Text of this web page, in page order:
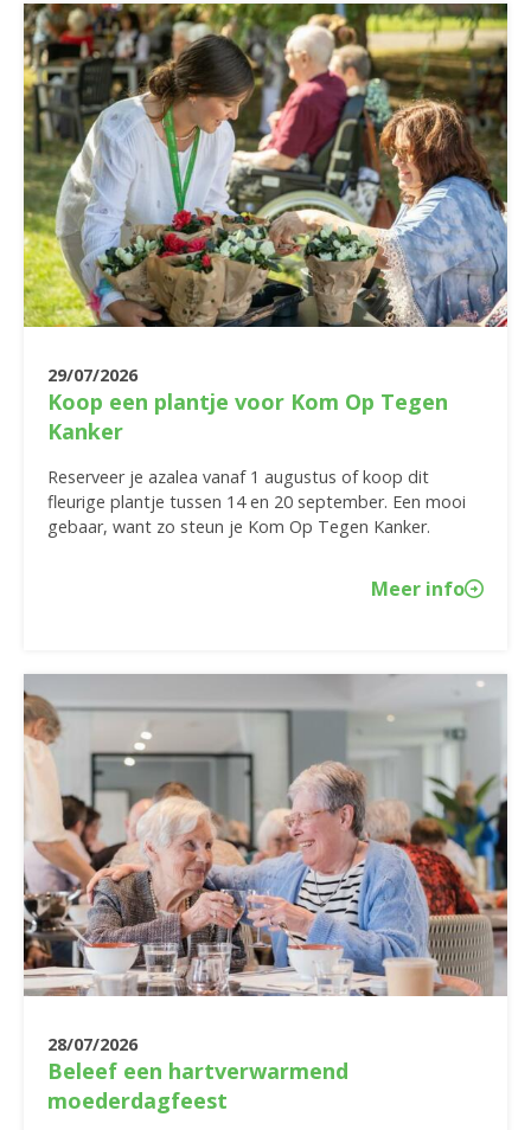
29/07/2026
Koop een plantje voor Kom Op Tegen
Kanker
Reserveer je azalea vanaf 1 augustus of koop dit
fleurige plantje tussen 14 en 20 september. Een mooi
gebaar, want zo steun je Kom Op Tegen Kanker.
Meer info
28/07/2026
Beleef een hartverwarmend
moederdagfeest